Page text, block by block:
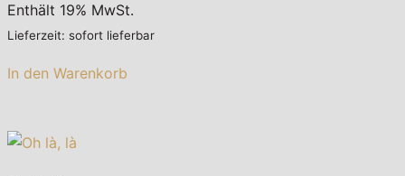
Enthält 19% MwSt.
Lieferzeit: sofort lieferbar
In den Warenkorb